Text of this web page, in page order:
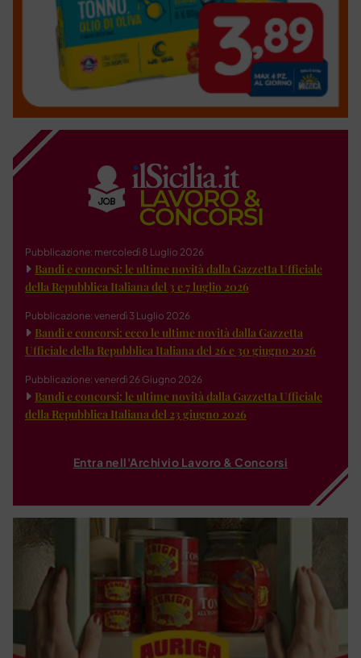
Pubblicazione: mercoledì 8 Luglio 2026
Bandi e concorsi: le ultime novità dalla Gazzetta Ufficiale
della Repubblica Italiana del 3 e 7 luglio 2026
Pubblicazione: venerdì 3 Luglio 2026
Bandi e concorsi: ecco le ultime novità dalla Gazzetta
Ufficiale della Repubblica Italiana del 26 e 30 giugno 2026
Pubblicazione: venerdì 26 Giugno 2026
Bandi e concorsi: le ultime novità dalla Gazzetta Ufficiale
della Repubblica Italiana del 23 giugno 2026
Entra nell'Archivio Lavoro & Concorsi